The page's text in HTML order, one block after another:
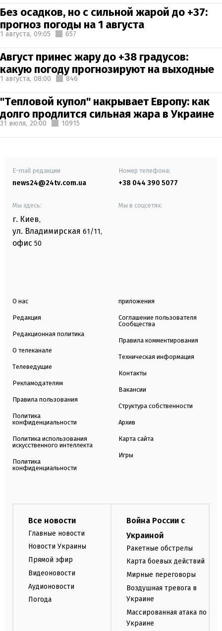
Без осадков, но с сильной жарой до +37:
прогноз погоды на 1 августа
1 августа, 09:05 657
Август принес жару до +38 градусов:
какую погоду прогнозируют на выходные
1 августа, 08:00 846
"Тепловой купол" накрывает Европу: как
долго продлится сильная жара в Украине
31 июля, 20:00 10915
E-mail редакции
news24@24tv.com.ua
Номер телефона:
+38 044 390 5077
Мы здесь:
г. Киев,
ул. Владимирская 61/11,
офис 50
Мы в соцсетях:
О нас
Редакция
Редакционная политика
О телеканале
Телеведущие
Рекламодателям
Правила пользования
Политика
конфиденциальности
Политика использования
искусственного интеллекта
Политика
конфиденциальности
приложения
Соглашение пользователя
Сообщества
Правила комментирования
Техническая информация
Контакты
Вакансии
Структура собственности
Архив
Карта сайта
Игры
Все новости
Главные новости
Новости Украины
Прямой эфир
Видеоновости
Аудионовости
Погода
Война России с
Украиной
Ракетные обстрелы
Карта боевых действий
Мирные переговоры
Воздушная тревога в
Украине
Массированная атака по
Украине